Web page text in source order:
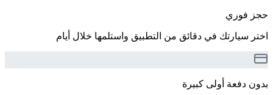
حجز فوري
اختر سيارتك في دقائق من التطبيق واستلمها خلال أيام
بدون دفعة أولى كبيرة